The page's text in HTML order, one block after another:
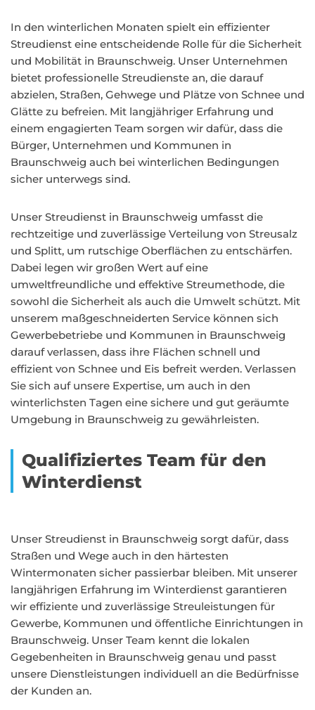
In den winterlichen Monaten spielt ein effizienter
Streudienst eine entscheidende Rolle für die Sicherheit
und Mobilität in Braunschweig. Unser Unternehmen
bietet professionelle Streudienste an, die darauf
abzielen, Straßen, Gehwege und Plätze von Schnee und
Glätte zu befreien. Mit langjähriger Erfahrung und
einem engagierten Team sorgen wir dafür, dass die
Bürger, Unternehmen und Kommunen in
Braunschweig auch bei winterlichen Bedingungen
sicher unterwegs sind.
Unser Streudienst in Braunschweig umfasst die
rechtzeitige und zuverlässige Verteilung von Streusalz
und Splitt, um rutschige Oberflächen zu entschärfen.
Dabei legen wir großen Wert auf eine
umweltfreundliche und effektive Streumethode, die
sowohl die Sicherheit als auch die Umwelt schützt. Mit
unserem maßgeschneiderten Service können sich
Gewerbebetriebe und Kommunen in Braunschweig
darauf verlassen, dass ihre Flächen schnell und
effizient von Schnee und Eis befreit werden. Verlassen
Sie sich auf unsere Expertise, um auch in den
winterlichsten Tagen eine sichere und gut geräumte
Umgebung in Braunschweig zu gewährleisten.
Qualifiziertes Team für den
Winterdienst
Unser Streudienst in Braunschweig sorgt dafür, dass
Straßen und Wege auch in den härtesten
Wintermonaten sicher passierbar bleiben. Mit unserer
langjährigen Erfahrung im Winterdienst garantieren
wir effiziente und zuverlässige Streuleistungen für
Gewerbe, Kommunen und öffentliche Einrichtungen in
Braunschweig. Unser Team kennt die lokalen
Gegebenheiten in Braunschweig genau und passt
unsere Dienstleistungen individuell an die Bedürfnisse
der Kunden an.